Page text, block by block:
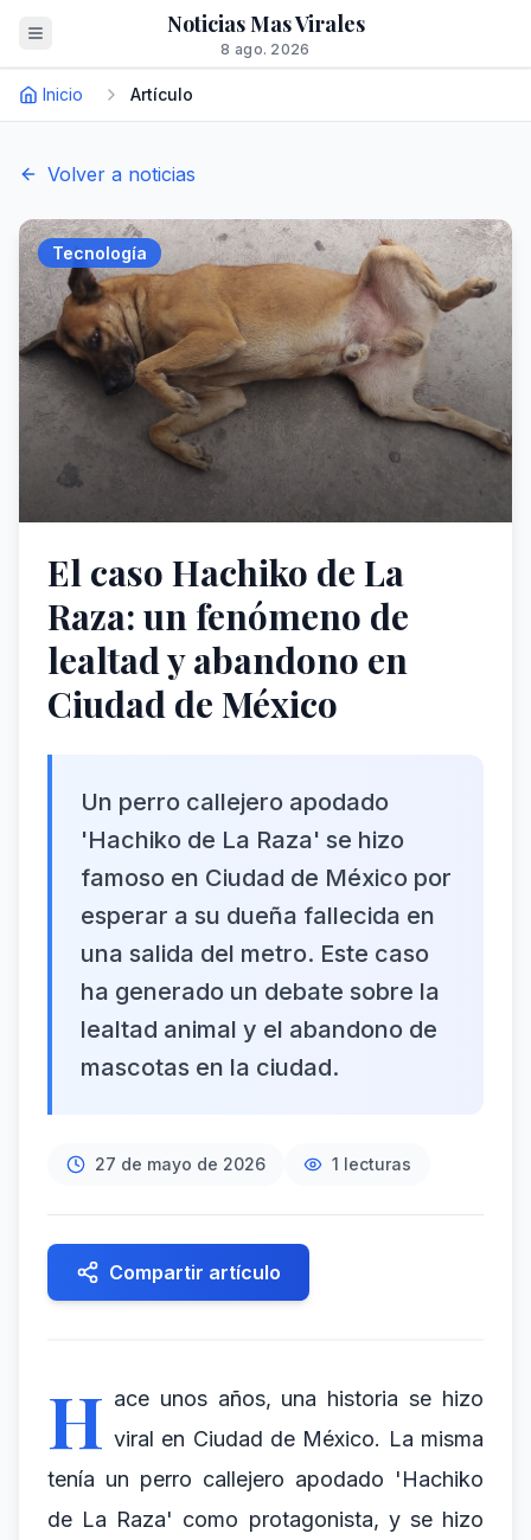
Noticias Mas Virales
8 ago. 2026
Inicio Artículo
Volver a noticias
Tecnología
El caso Hachiko de La
Raza: un fenómeno de
lealtad y abandono en
Ciudad de México
Un perro callejero apodado
'Hachiko de La Raza' se hizo
famoso en Ciudad de México por
esperar a su dueña fallecida en
una salida del metro. Este caso
ha generado un debate sobre la
lealtad animal y el abandono de
mascotas en la ciudad.
27 de mayo de 2026 1 lecturas
Compartir artículo
H ace unos años, una historia se hizo
viral en Ciudad de México. La misma
tenía un perro callejero apodado 'Hachiko
de La Raza' como protagonista, y se hizo